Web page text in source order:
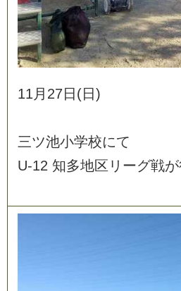
11 月 27日 (日 )
三ツ池小学校にて
U-12 知多地区 リ ーグ戦が